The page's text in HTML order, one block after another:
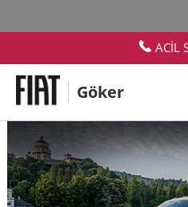
ACİL
Göker